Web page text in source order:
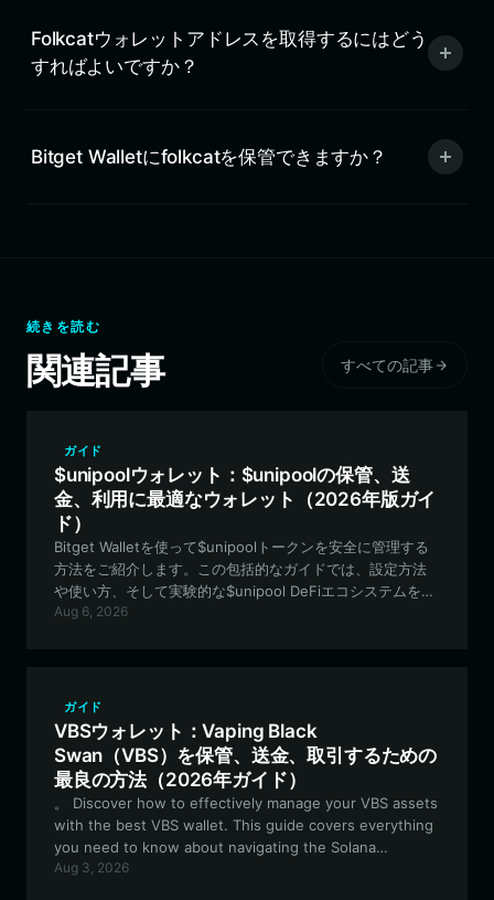
Folkcatウォレットアドレスを取得するにはどう
すればよいですか？
Bitget Walletにfolkcatを保管できますか？
続きを読む
関連記事 すべての記事
ガイド
$unipoolウォレット：$unipoolの保管、送
金、利用に最適なウォレット（2026年版ガイ
ド）
Bitget Walletを使って$unipoolトークンを安全に管理する
方法をご紹介します。この包括的なガイドでは、設定方法
や使い方、そして実験的な$unipool DeFiエコシステムを利
用する上でなぜBitget Walletが最適な選択肢なのかなど、
Aug 6, 2026
ガイド
VBSウォレット：Vaping Black
Swan（VBS）を保管、送金、取引するための
最良の方法（2026年ガイド）
。 Discover how to effectively manage your VBS assets
with the best VBS wallet. This guide covers everything
you need to know about navigating the Solana
ecosystem for Vaping Black Swan, from secure storage
Aug 3, 2026